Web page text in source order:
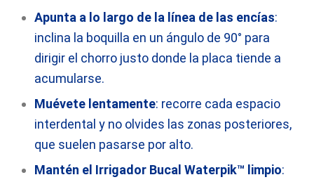
Apunta a lo largo de la línea de las encías:
inclina la boquilla en un ángulo de 90° para
dirigir el chorro justo donde la placa tiende a
acumularse.
Muévete lentamente: recorre cada espacio
interdental y no olvides las zonas posteriores,
que suelen pasarse por alto.
Mantén el Irrigador Bucal Waterpik™ limpio: